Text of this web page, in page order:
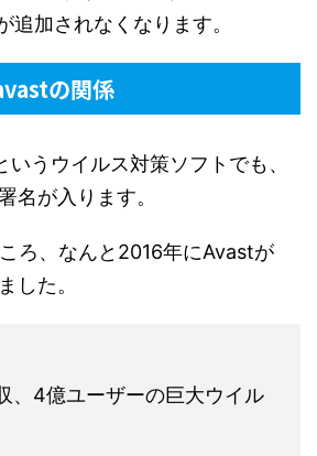
加されなくなります。
の関係
うウイルス対策ソフトでも、
名が入ります。
ろ、なんと2016年にAvastが
した。
、4億ユーザーの巨大ウイル